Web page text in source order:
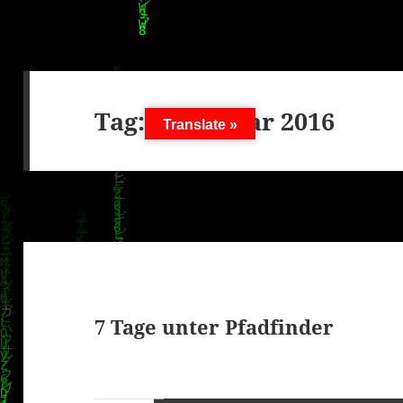
Tag: 12. Januar 2016
7 Tage unter Pfadfinder
Translate »